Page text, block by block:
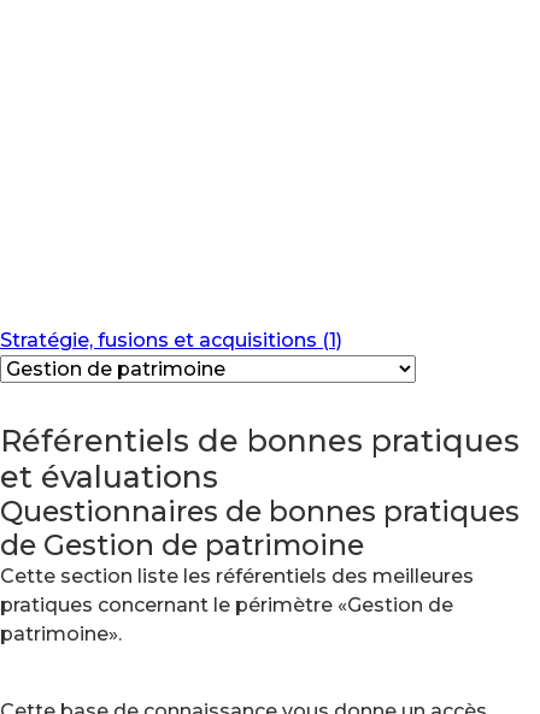
Stratégie, fusions et acquisitions (1)
Référentiels de bonnes pratiques
et évaluations
Questionnaires de bonnes pratiques
de Gestion de patrimoine
Cette section liste les référentiels des meilleures
pratiques concernant le périmètre «Gestion de
patrimoine».